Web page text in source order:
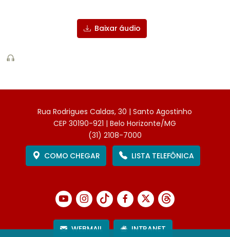
Baixar áudio
Rua Rodrigues Caldas, 30 | Santo Agostinho
CEP 30190-921 | Belo Horizonte/MG
(31) 2108-7000
COMO CHEGAR
LISTA TELEFÔNICA
WEBMAIL INTRANET